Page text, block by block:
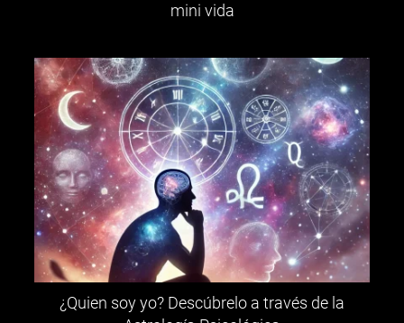
mini vida
¿Quien soy yo? Descúbrelo a través de la